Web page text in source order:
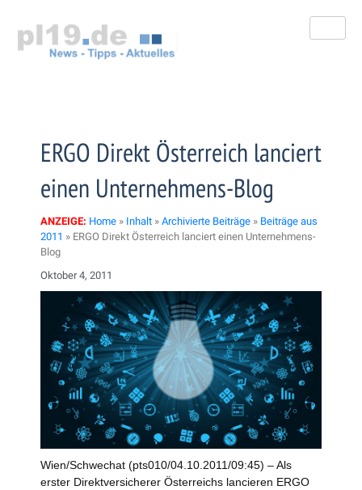
springen
ERGO Direkt Österreich lanciert
einen Unternehmens-Blog
ANZEIGE: Home » Inhalt » Archivierte Beiträge » Beiträge aus
2011 » ERGO Direkt Österreich lanciert einen Unternehmens-
Blog
Oktober 4, 2011
Wien/Schwechat (pts010/04.10.2011/09:45) – Als
erster Direktversicherer Österreichs lancieren ERGO